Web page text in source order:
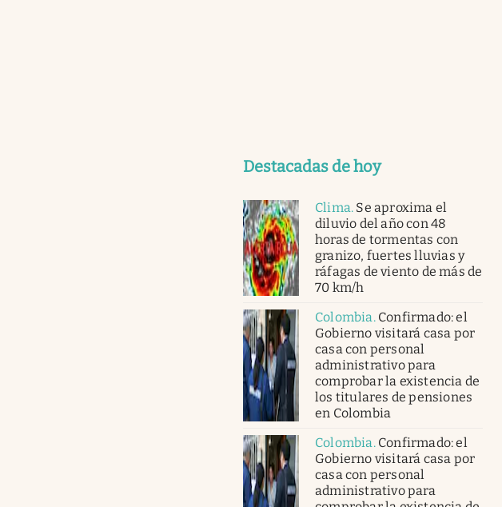
Destacadas de hoy
Clima. Se aproxima el
diluvio del año con 48
horas de tormentas con
granizo, fuertes lluvias y
ráfagas de viento de más de
70 km/h
Colombia. Confirmado: el
Gobierno visitará casa por
casa con personal
administrativo para
comprobar la existencia de
los titulares de pensiones
en Colombia
Colombia. Confirmado: el
Gobierno visitará casa por
casa con personal
administrativo para